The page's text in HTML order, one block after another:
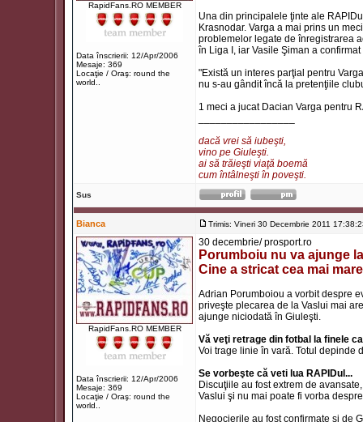
RapidFans.RO MEMBER
Data înscrierii: 12/Apr/2006
Mesaje: 369
Locaţie / Oraş: round the
world..
Una din principalele ţinte ale
Krasnodar. Varga a mai prins un
problemelor legate de înregistrarea
în Liga I, iar Vasile Şiman a
"Există un interes parţial pentru
nu s-au gândit încă la pretenţiile
1 meci a jucat Dacian Varga pentru
dacă vrei să iubeşti,
vino pe Giuleşti.
ai să trăieşti viaţă boemă
cum întâlneşti în poveşti.
Sus
Bianca Trimis: Vineri 30 Decembrie 2011
RapidFans.RO MEMBER
Data înscrierii: 12/Apr/2006
Mesaje: 369
Locaţie / Oraş: round the
world..
30 decembrie/ prosport.ro
Porumboiu nu va ajunge
Cine a stricat cea mai
Adrian Porumboiou a vorbit despre
priveşte plecarea de la Vaslui mai
ajunge niciodată în Giuleşti.
Vă veţi retrage din fotbal la finele
Voi trage linie în vară. Totul depinde
Se vorbeşte că veti lua RAPIDul...
Discuţiile au fost extrem de
Vaslui şi nu mai poate fi vorba
Negocierile au fost confirmate şi de